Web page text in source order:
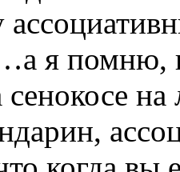
я помню,
на